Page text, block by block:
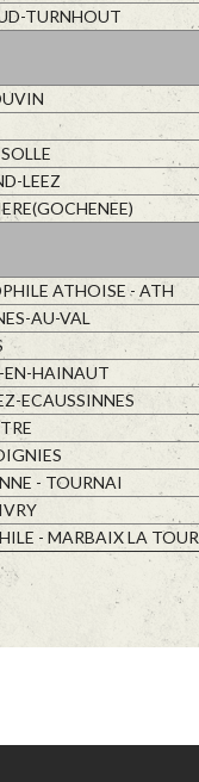
TURNHOUT
LEEZ
ATHOISE - ATH
AU-VAL
EN-HAINAUT
ECAUSSINNES
- TOURNAI
- MARBAIX LA TOUR